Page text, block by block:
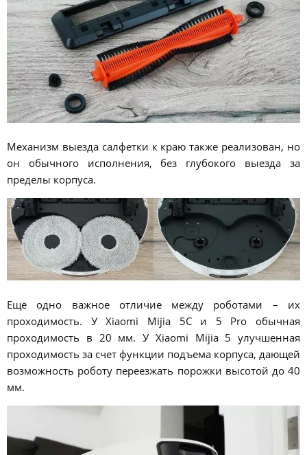
Механизм выезда салфетки к краю также реализован, но
он обычного исполнения, без глубокого выезда за
пределы корпуса.
Ещё одно важное отличие между роботами – их
проходимость. У Xiaomi Mijia 5C и 5 Pro обычная
проходимость в 20 мм. У Xiaomi Mijia 5 улучшенная
проходимость за счет функции подъема корпуса, дающей
возможность роботу переезжать порожки высотой до 40
мм.